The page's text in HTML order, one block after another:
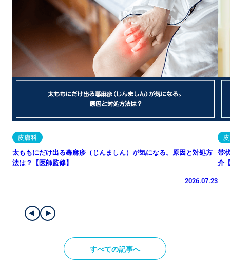
皮膚科
太ももにだけ出る蕁麻疹（じんましん）が気になる。原因と対処方
法は？【医師監修】
2026.07.23
帯
介
すべての記事へ